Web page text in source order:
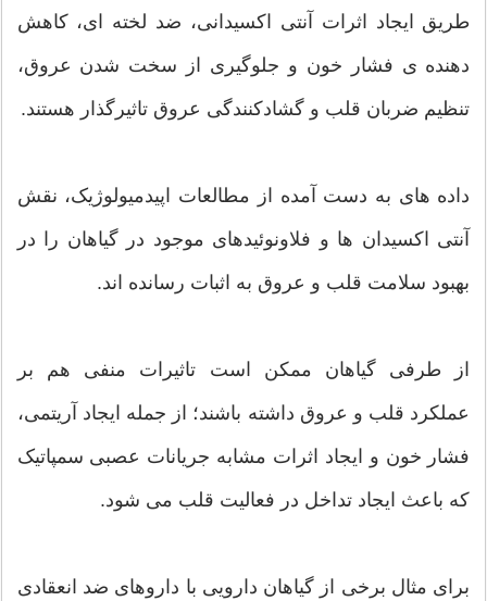
طریق ایجاد اثرات آنتی اکسیدانی، ضد لخته ای، کاهش
دهنده ی فشار خون و جلوگیری از سخت شدن عروق،
تنظیم ضربان قلب و گشادکنندگی عروق تاثیرگذار هستند.
داده های به دست آمده از مطالعات اپیدمیولوژیک، نقش
آنتی اکسیدان ها و فلاونوئیدهای موجود در گیاهان را در
بهبود سلامت قلب و عروق به اثبات رسانده اند.
از طرفی گیاهان ممکن است تاثیرات منفی هم بر
عملکرد قلب و عروق داشته باشند؛ از جمله ایجاد آریتمی،
فشار خون و ایجاد اثرات مشابه جریانات عصبی سمپاتیک
که باعث ایجاد تداخل در فعالیت قلب می شود.
برای مثال برخی از گیاهان دارویی با داروهای ضد انعقادی